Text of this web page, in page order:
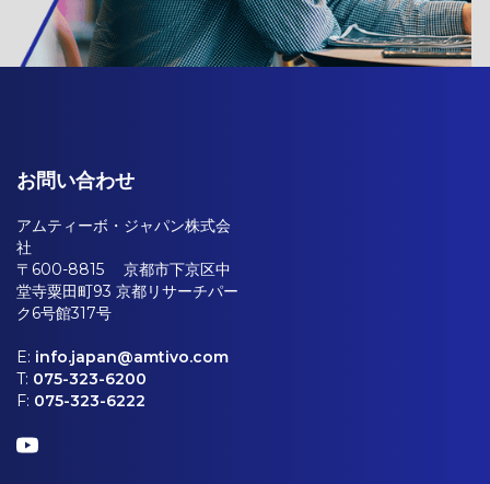
お問い合わせ
アムティーボ・ジャパン株式会
社
〒600-8815 京都市下京区中
堂寺粟田町93 京都リサーチパー
ク6号館317号
E: info.japan@amtivo.com
T: 075-323-6200
F: 075-323-6222